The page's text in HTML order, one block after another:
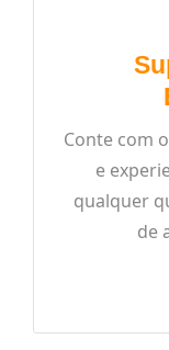
Conte com
e
qualquer
de